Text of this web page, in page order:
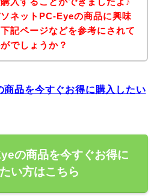
ネットPC-Eyeの商品に興味
記ページなどを参考にされて
でしょうか？
品を今すぐお得に購入したい
の商品を今すぐお得に
い方はこちら